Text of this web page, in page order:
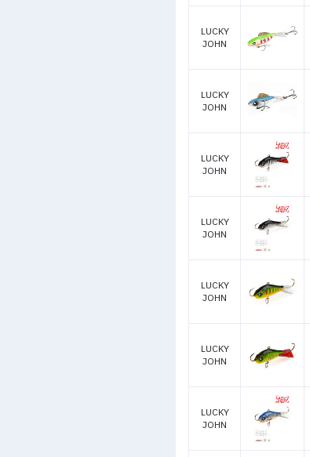
LUCKY
JOHN
LUCKY
JOHN
LUCKY
JOHN
LUCKY
JOHN
LUCKY
JOHN
LUCKY
JOHN
LUCKY
JOHN